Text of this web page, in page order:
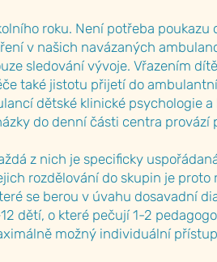
roku. Není potřeba poukazu
v našich navázaných
sledování vývoje. Vřazením
také jistotu přijetí do
dětské klinické psychologie
do denní části centra provází
z nich je specificky
rozdělování do skupin je proto
se berou v úvahu dosavadní
dětí, o které pečují 1-2
možný individuální